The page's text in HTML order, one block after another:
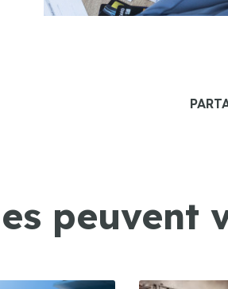
peuvent